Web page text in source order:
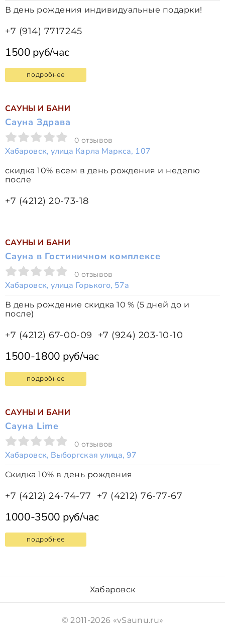
В день рождения индивидуальные подарки!
+7 (914) 7717245
1500 руб/час
подробнее
САУНЫ И БАНИ
Сауна Здрава
0 отзывов
Хабаровск, улица Карла Маркса, 107
скидка 10% всем в день рождения и неделю
после
+7 (4212) 20-73-18
САУНЫ И БАНИ
Сауна в Гостиничном комплексе
0 отзывов
Хабаровск, улица Горького, 57а
В день рождение скидка 10 % (5 дней до и
после)
+7 (4212) 67-00-09 +7 (924) 203-10-10
1500-1800 руб/час
подробнее
САУНЫ И БАНИ
Сауна Lime
0 отзывов
Хабаровск, Выборгская улица, 97
Скидка 10% в день рождения
+7 (4212) 24-74-77 +7 (4212) 76-77-67
1000-3500 руб/час
подробнее
Хабаровск
© 2011-2026 «vSaunu.ru»